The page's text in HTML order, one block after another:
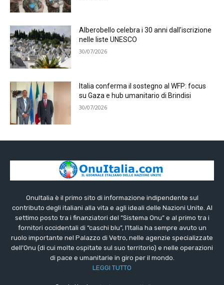
Alberobello celebra i 30 anni dall’iscrizione
nelle liste UNESCO
30/07/2026
Italia conferma il sostegno al WFP: focus
su Gaza e hub umanitario di Brindisi
30/07/2026
OnuItalia è il primo sito di informazione indipendente sul
contributo degli italiani alla vita e agli ideali delle Nazioni Unite. Al
settimo posto tra i finanziatori del “Sistema Onu” e al primo tra i
fornitori occidentali di “caschi blu”, l’Italia ha sempre avuto un
ruolo importante nel Palazzo di Vetro, nelle agenzie specializzate
dell’Onu (di cui molte ospitate sul suo territorio) e nelle operazioni
di pace e umanitarie in giro per il mondo.
LEGGI TUTTO